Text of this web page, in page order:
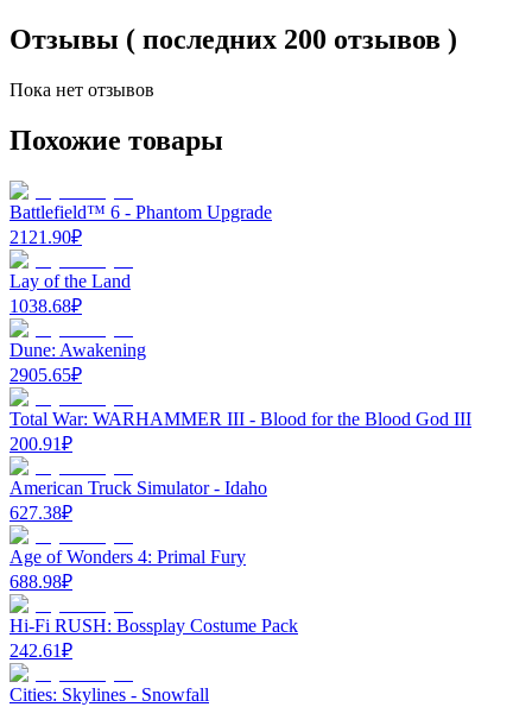
Отзывы ( последних 200 отзывов )
Пока нет отзывов
Похожие товары
Battlefield™ 6 - Phantom Upgrade
2121.90₽
Lay of the Land
1038.68₽
Dune: Awakening
2905.65₽
Total War: WARHAMMER III - Blood for the Blood God III
200.91₽
American Truck Simulator - Idaho
627.38₽
Age of Wonders 4: Primal Fury
688.98₽
Hi-Fi RUSH: Bossplay Costume Pack
242.61₽
Cities: Skylines - Snowfall